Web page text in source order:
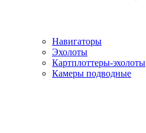
Навигаторы
Эхолоты
Картплоттеры-эхолоты
Камеры подводные